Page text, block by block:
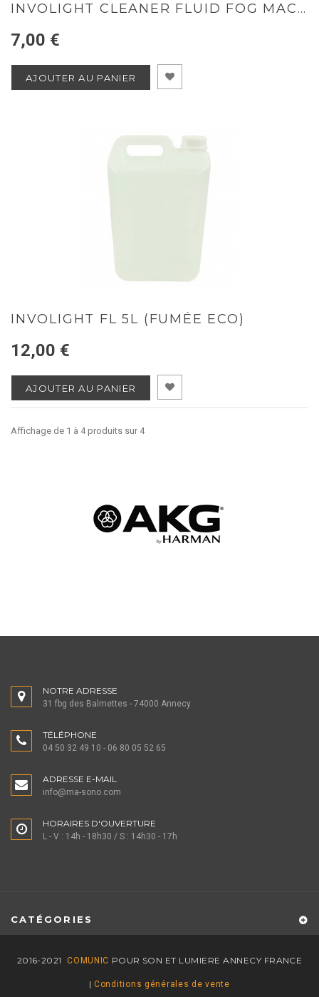
INVOLIGHT CLEANER FLUID FOG MACHINE 1L
7,00 €
AJOUTER AU PANIER
INVOLIGHT FL 5L (FUMÉE ECO)
12,00 €
AJOUTER AU PANIER
Affichage de 1 à 4 produits sur 4
NOTRE ADRESSE
31 fbg des Balmettes - 74000 Annecy
TÉLÉPHONE
04 50 32 49 10 - 06 80 05 52 65
ADRESSE E-MAIL
info@ma-sono.com
HORAIRES D'OUVERTURE
L - V : 14h - 18h30 / S : 14h30 - 17h
CATÉGORIES
2016-2021 COMUNIC POUR SON ET LUMIERE ANNECY FRANCE
|Conditions générales de vente